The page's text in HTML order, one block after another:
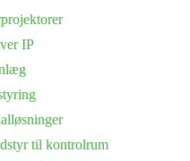
IP
til kontrolrum